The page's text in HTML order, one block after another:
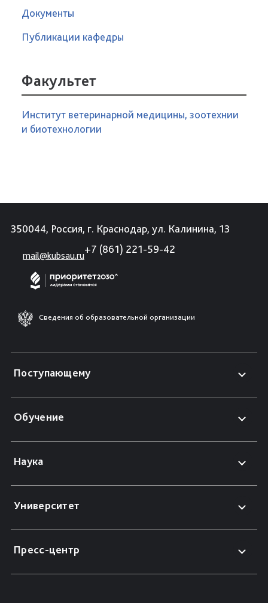
Документы
Публикации кафедры
Факультет
Институт ветеринарной медицины, зоотехнии
и биотехнологии
350044, Россия, г. Краснодар, ул. Калинина, 13
mail@kubsau.ru
+7 (861) 221-59-42
Сведения об образовательной организации
Поступающему
Обучение
Наука
Университет
Пресс-центр